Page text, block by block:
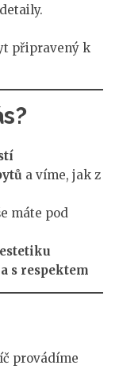
připravený k
a víme, jak z
máte pod
s respektem
provádíme